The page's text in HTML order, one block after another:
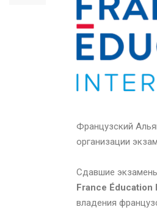
Французский
организации
Сдавшие
France Éducation
владения